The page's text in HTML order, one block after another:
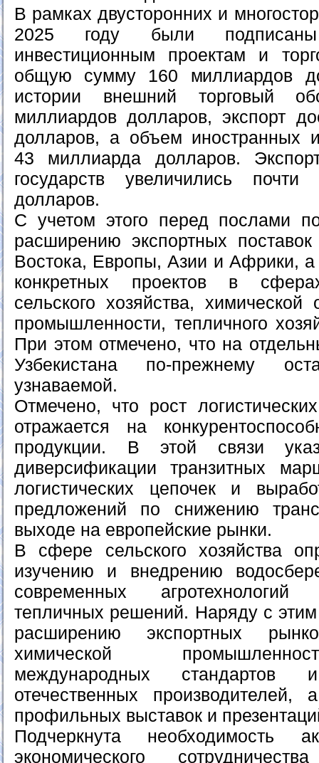
В рамках двусторонних и
2025 году были
инвестиционным проектам и
общую сумму 160 миллиардов
истории внешний торговый
миллиардов долларов, экспорт
долларов, а объем иностранных
43 миллиарда долларов.
государств увеличились
долларов.
С учетом этого перед послами
расширению экспортных
Востока, Европы, Азии и Африки, а
конкретных проектов в
сельского хозяйства, химической
промышленности, тепличного
При этом отмечено, что на
Узбекистана по-прежнему
узнаваемой.
Отмечено, что рост
отражается на
продукции. В этой связи
диверсификации транзитных
логистических цепочек и
предложений по снижению
выходе на европейские рынки.
В сфере сельского хозяйства
изучению и внедрению
современных
тепличных решений. Наряду с
расширению экспортных
химической
международных
отечественных производителей,
профильных выставок и
Подчеркнута необходимость
экономического